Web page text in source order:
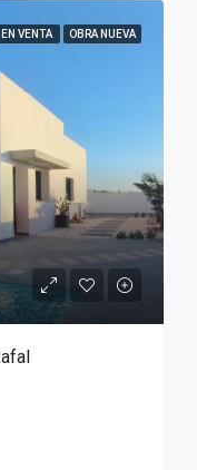
EN VENTA OBRA NUEVA